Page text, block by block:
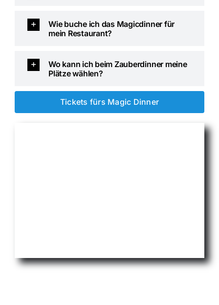
Wie buche ich das Magicdinner für
mein Restaurant?
Wo kann ich beim Zauberdinner meine
Plätze wählen?
Tickets fürs Magic Dinner